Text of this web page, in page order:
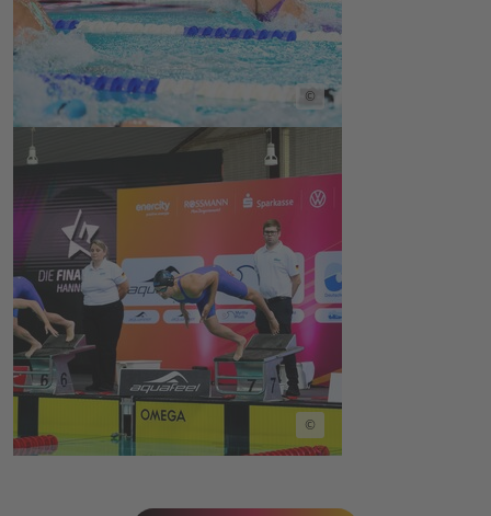
©
©